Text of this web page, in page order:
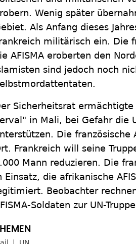
Wenig später
Als Anfang dieses
militärisch ein. Die
AFISMA eroberten den
sind jedoch noch
Sicherheitsrat
in Mali, bei Gefahr die
Die
Frankreich will seine
Mann reduzieren. Die
Einsatz, die afrikanische
Beobachter
Soldaten zur UN-